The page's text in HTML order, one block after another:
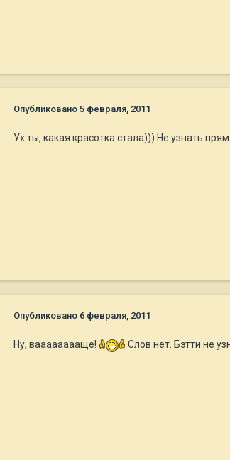
Опубликовано 5 февраля, 2011
Ух ты, какая красотка стала))) Не узнать прям.
Опубликовано 6 февраля, 2011
Ну, вааааааааще! Слов нет. Бэтти не